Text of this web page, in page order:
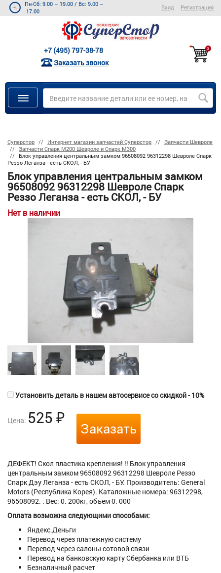
Пн-Сб: 9.00 – 19.00 / Вс: 9.00 –
17.00
Вход Регистрация
+7 (495) 797-38-78
Заказать звонок
0
Суперстор Интернет магазин запчастей Суперстор
Запчасти Шевроле
Запчасти Спарк M200 Шевроле и Спарк M300
Блок управления центральным замком 96508092 96312298 Шевроле Спарк
Реззо Леганза - есть СКОЛ, - БУ
Блок управления центральным замком
96508092 96312298 Шевроле Спарк
Реззо Леганза - есть СКОЛ, - БУ
Нет в наличии
Установить деталь в нашем автосервисе со скидкой - 10%
Цена: 525 ₽
Заказать
ДЕФЕКТ! Скол пластика крепления! !! Блок управления
центральным замком 96508092 96312298 Шевроле Реззо
Спарк Дэу Леганза - есть СКОЛ, - БУ. Производитель: General
Motors (Республика Корея). Каталожные номера: 96312298,
96508092. . Вес: 0. 200кг, объем 0. 000
Оплата возможна следующими способами:
Яндекс.Деньги
Перевод через платежную систему
Перевод через салоны сотовой связи
Перевод на банковскую карту Сбербанка или ВТБ
Безналичный расчет